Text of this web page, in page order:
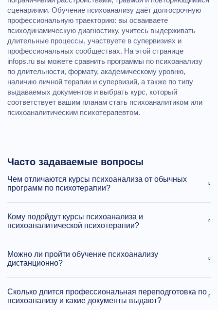
сценариями. Обучение психоанализу даёт долгосрочную
профессиональную траекторию: вы осваиваете
психодинамическую диагностику, учитесь выдерживать
длительные процессы, участвуете в супервизиях и
профессиональных сообществах. На этой странице
infops.ru вы можете сравнить программы по психоанализу
по длительности, формату, академическому уровню,
наличию личной терапии и супервизий, а также по типу
выдаваемых документов и выбрать курс, который
соответствует вашим планам стать психоаналитиком или
психоаналитическим психотерапевтом.
Часто задаваемые вопросы
Чем отличаются курсы психоанализа от обычных
программ по психотерапии?
Кому подойдут курсы психоанализа и
психоаналитической психотерапии?
Можно ли пройти обучение психоанализу
дистанционно?
Сколько длится профессиональная переподготовка по
психоанализу и какие документы выдают?